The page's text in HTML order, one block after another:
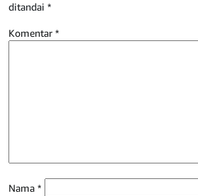
ditandai *
Komentar *
Nama *